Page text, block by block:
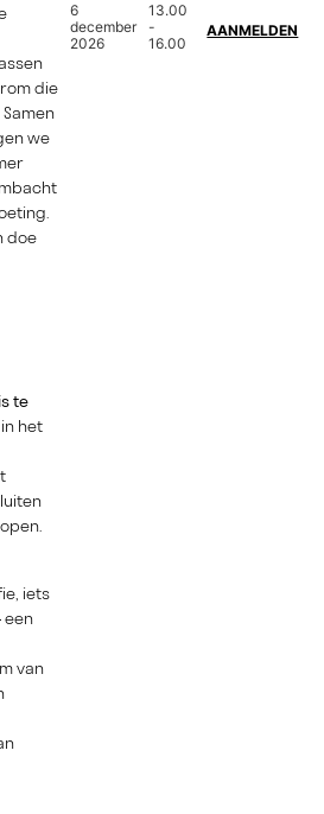
die
we
doe
te
het
iets
van
6
december
2026
13.00
-
16.00
AANMELDEN